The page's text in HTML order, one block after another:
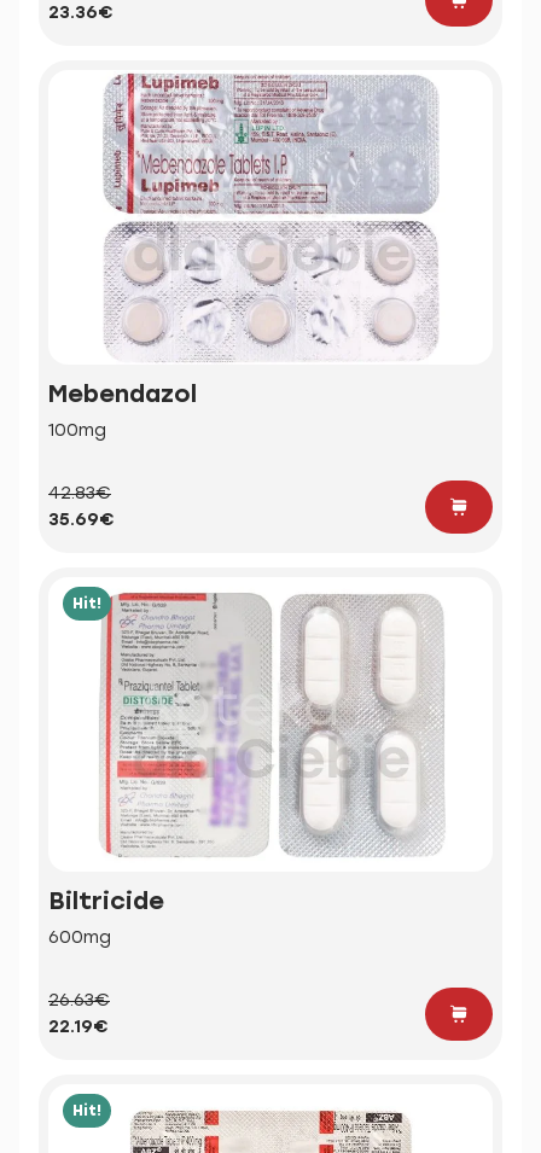
23.36€
Mebendazol
100mg
42.83€
35.69€
Hit!
Biltricide
600mg
26.63€
22.19€
Hit!